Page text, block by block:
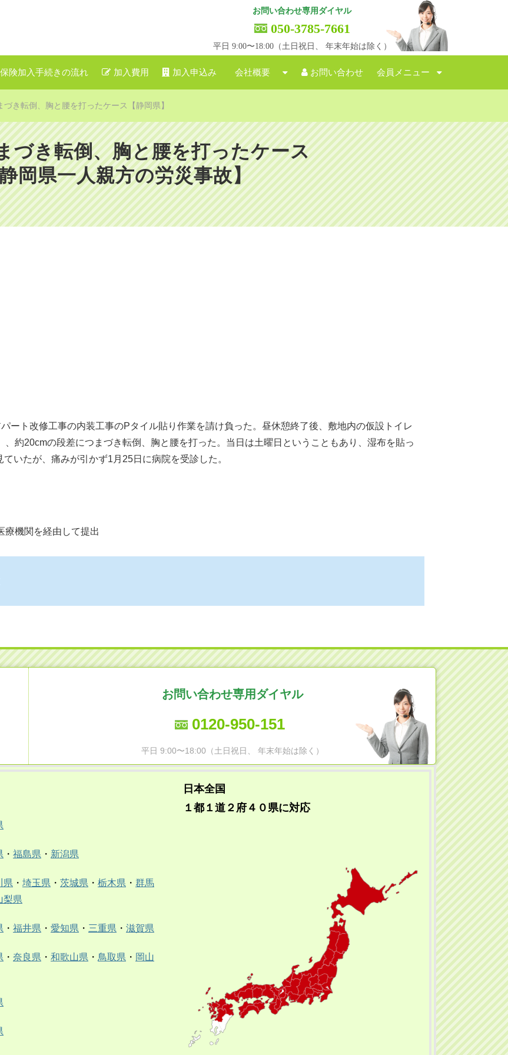
お問い合わせ専用ダイヤル
050-3785-7661
平日 9:00〜18:00（土日祝日、 年末年始は除く）
険加入手続きの流れ 加入費用 加入申込み 会社概要 お問い合わせ 会員メニュー
づき転倒、胸と腰を打ったケース【静岡県】
づき転倒、胸と腰を打ったケース
岡県一人親方の労災事故】
ート改修工事の内装工事のPタイル貼り作業を請け負った。昼休憩終了後、敷地内の仮設トイレ
約20cmの段差につまづき転倒、胸と腰を打った。当日は土曜日ということもあり、湿布を貼っ
いたが、痛みが引かず1月25日に病院を受診した。
療機関を経由して提出
お問い合わせ専用ダイヤル
0120-950-151
平日 9:00〜18:00（土日祝日、 年末年始は除く）
・ 福島県 ・ 新潟県
県 ・ 埼玉県 ・ 茨城県 ・ 栃木県 ・ 群馬
梨県
・ 福井県 ・ 愛知県 ・ 三重県 ・ 滋賀県
・ 奈良県 ・ 和歌山県 ・ 鳥取県 ・ 岡山
日本全国
１都１道２府４０県に対応